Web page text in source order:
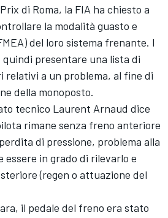
di Roma, la FIA ha chiesto a
la modalità guasto e
del loro sistema frenante. I
presentare una lista di
relativi a un problema, al fine di
della monoposto.
tecnico Laurent Arnaud dice
rimane senza freno anteriore
di pressione, problema alla
essere in grado di rilevarlo e
(regen o attuazione del
il pedale del freno era stato